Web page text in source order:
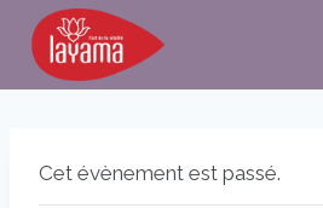
Aller
contenu
Cet évènement est passé.